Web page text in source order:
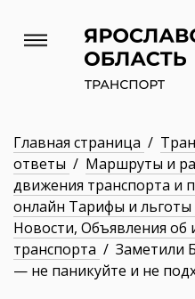
Главная страница /
ответы / Маршруты и
движения транспорта и
онлайн Тарифы и
Новости, Объявления об
транспорта / Заметили
— не паникуйте и не